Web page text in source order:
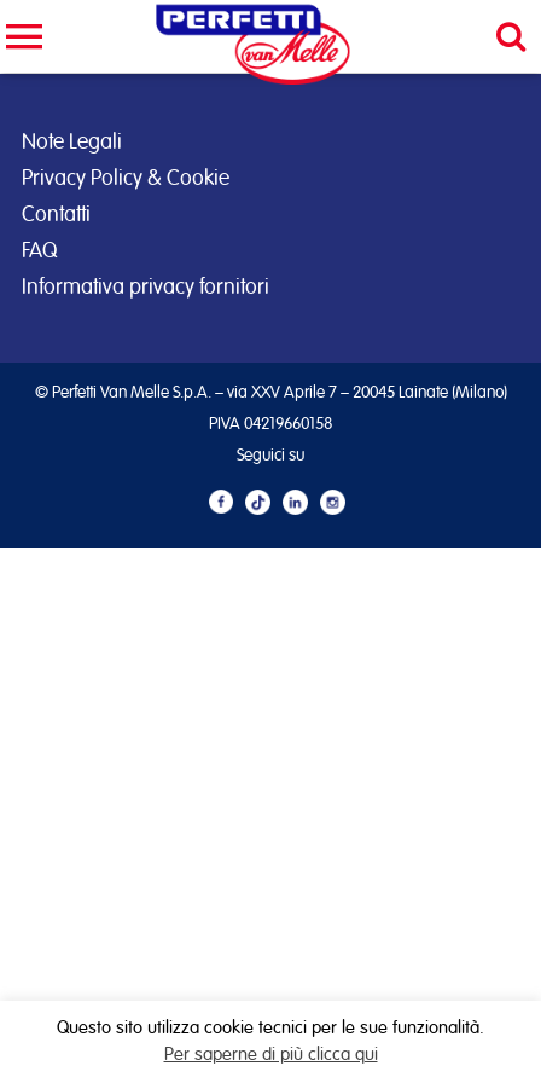
Note Legali
Privacy Policy & Cookie
Contatti
FAQ
Informativa privacy fornitori
© Perfetti Van Melle S.p.A. – via XXV Aprile 7 – 20045 Lainate (Milano)
PIVA 04219660158
Seguici su
Questo sito utilizza cookie tecnici per le sue funzionalità.
Per saperne di più clicca qui